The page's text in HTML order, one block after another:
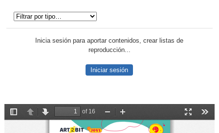
Inicia sesión para aportar contenidos, crear listas de
reproducción...
Iniciar sesión